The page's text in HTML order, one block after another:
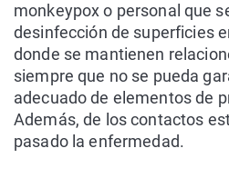
monkeypox o personal que
desinfección de superficies
donde se mantienen
siempre que no se pueda
adecuado de elementos de
Además, de los contactos
pasado la enfermedad.